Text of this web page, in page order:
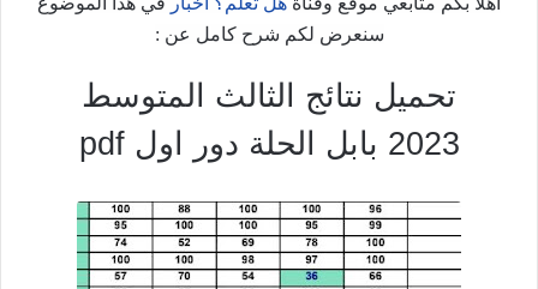
سنعرض لكم شرح كامل عن :
تحميل نتائج الثالث المتوسط
2023 بابل الحلة دور اول pdf